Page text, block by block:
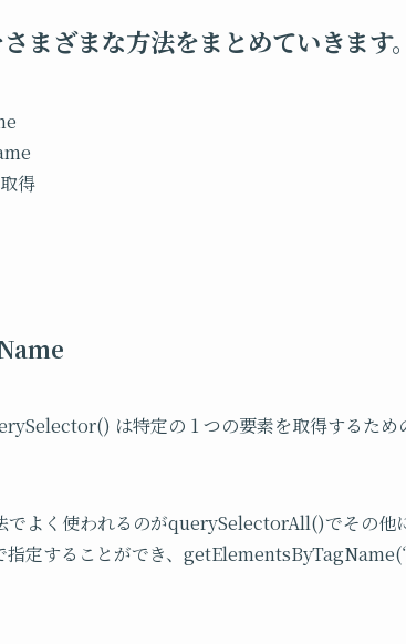
まざまな方法をまとめていきます。
得
は特定の 1 つの要素を取得するため
でよく使われるのがquerySelectorAll()でその
定することができ、